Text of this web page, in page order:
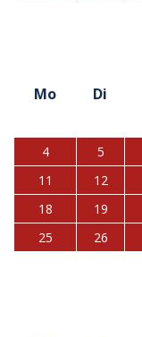
Mo
Di
4
5
11
12
18
19
25
26